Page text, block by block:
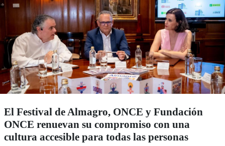
El Festival de Almagro, ONCE y Fundación
ONCE renuevan su compromiso con una
cultura accesible para todas las personas